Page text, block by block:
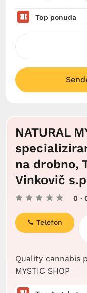
Top ponuda
NATURAL
na drobno,
Vinkovič
0 ·
Quality cannabis
MYSTIC SHOP
Telefon